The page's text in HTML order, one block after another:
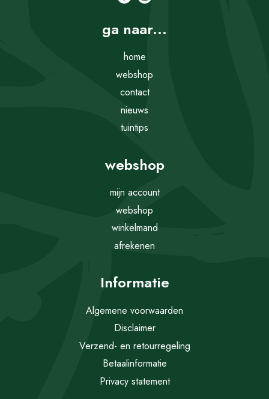
ga naar...
home
webshop
contact
nieuws
tuintips
webshop
mijn account
webshop
winkelmand
afrekenen
Informatie
Algemene voorwaarden
Disclaimer
Verzend- en retourregeling
Betaalinformatie
Privacy statement